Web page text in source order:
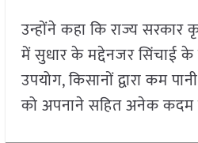
उन्होंने कहा कि राज्य सरकार
में सुधार के मद्देनजर सिंचाई के
उपयोग, किसानों द्वारा कम
को अपनाने सहित अनेक कदम